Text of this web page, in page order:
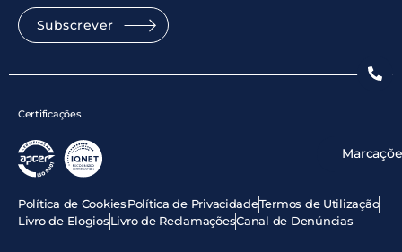
Subscrever
Certificações
Política de CookiesPolítica de PrivacidadeTermos de Utilização
Livro de ElogiosLivro de ReclamaçõesCanal de Denúncias